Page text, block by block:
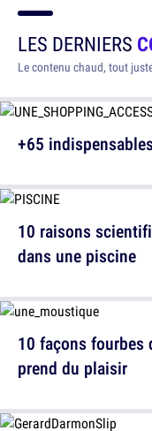
LES DERNIERS
Le contenu chaud, tout
+65
10 façons fourbes
prend du plaisir
10 raisons
dans une piscine